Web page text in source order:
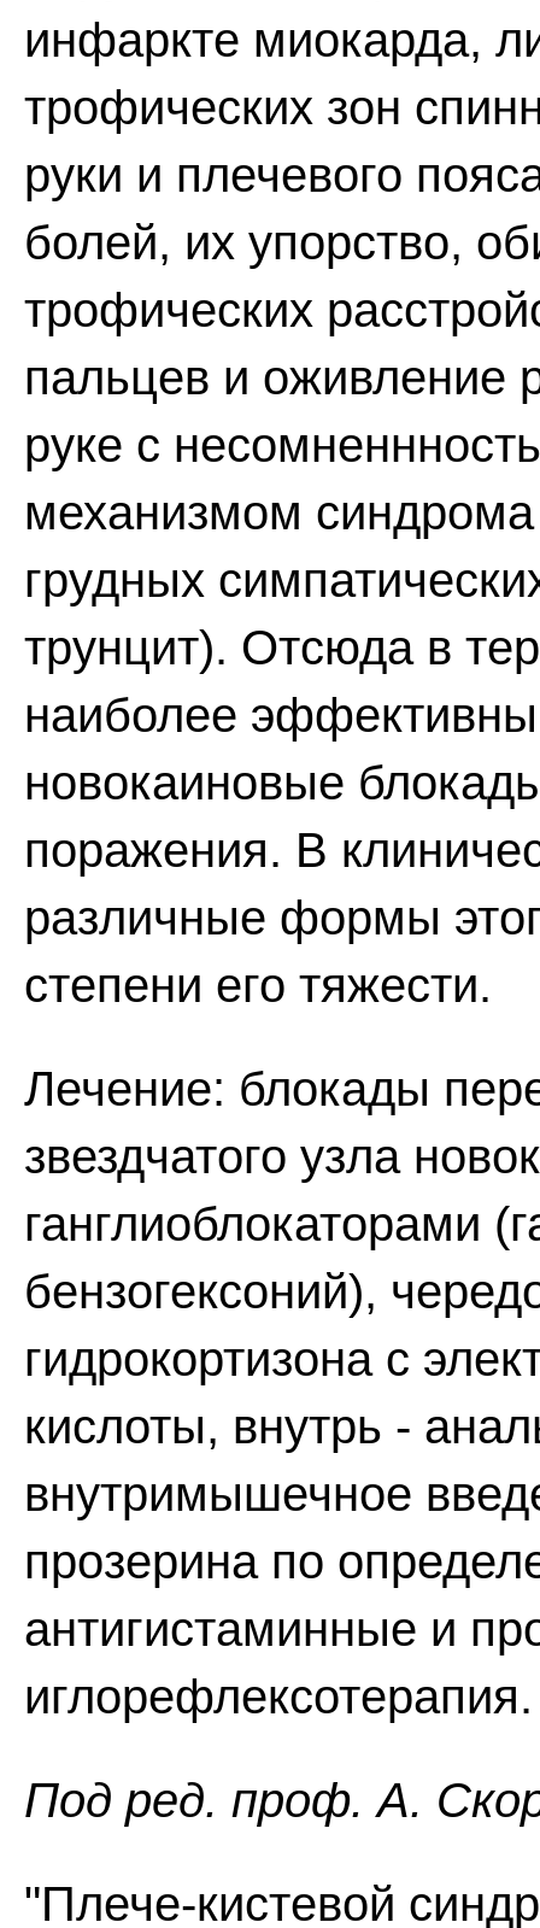
инфаркте миокарда,
трофических зон
руки и плечевого
болей, их упорство,
трофических
пальцев и оживление
руке с
механизмом
грудных
трунцит). Отсюда в
наиболее
новокаиновые
поражения. В
различные формы
степени его тяжести.
Лечение: блокады
звездчатого узла
ганглиоблокаторами
бензогексоний),
гидрокортизона с
кислоты, внутрь -
внутримышечное
прозерина по
антигистаминные и
иглорефлексотерапия.
Пoд peд. проф. А.
"Плече-кистевой